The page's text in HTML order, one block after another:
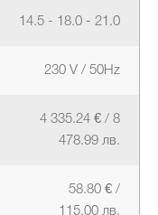
14.5 - 18.0 - 21.0
230 V / 50Hz
4 335.24 € / 8
478.99 лв.
58.80 € /
115.00 лв.